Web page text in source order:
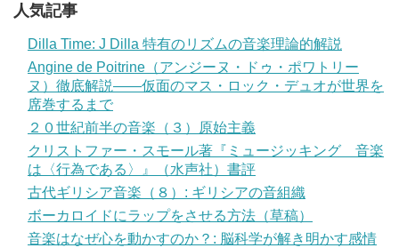
人気記事
Dilla Time: J Dilla 特有のリズムの音楽理論的解説
Angine de Poitrine（アンジーヌ・ドゥ・ポワトリー
ヌ）徹底解説——仮面のマス・ロック・デュオが世界を
席巻するまで
２０世紀前半の音楽（３）原始主義
クリストファー・スモール著『ミュージッキング 音楽
は〈行為である〉』（水声社）書評
古代ギリシア音楽（８）: ギリシアの音組織
ボーカロイドにラップをさせる方法（草稿）
音楽はなぜ心を動かすのか？: 脳科学が解き明かす感情